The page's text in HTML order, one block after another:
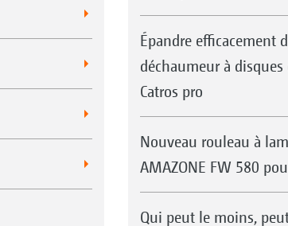
Épandre efficacement
déchaumeur à disques
Catros pro
Nouveau rouleau à
AMAZONE FW 580
Qui peut le moins,